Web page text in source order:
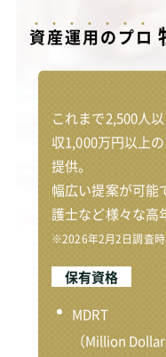
資産運用のプロ
これまで2,500人
収1,000万円以上
提供。
幅広い提案が可能
護士など様々な高
※2026年2月2日調査
保有資格
MDRT
（Million